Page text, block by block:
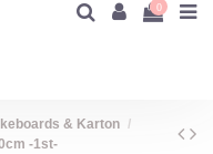
0
& Karton
-1st-